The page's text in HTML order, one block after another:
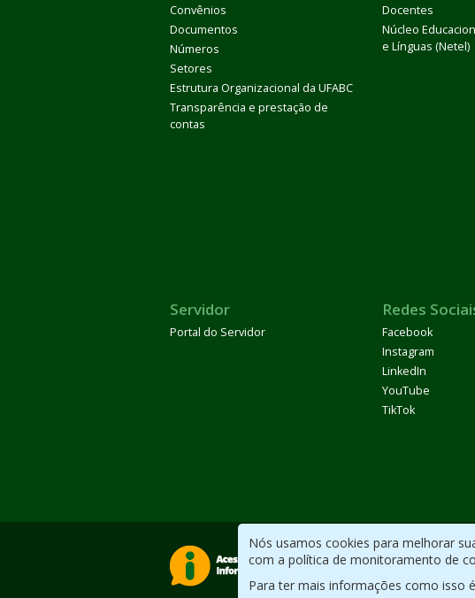
Nós usamos cookies para melhorar
com a política de monitoramento de
Para ter mais informações como isso
Convênios
Documentos
Números
Setores
Estrutura Organizacional da UFABC
Transparência e prestação de
contas
Docentes
Núcleo
e Línguas (Netel)
Servidor
Portal do Servidor
Redes
Facebook
Instagram
LinkedIn
YouTube
TikTok